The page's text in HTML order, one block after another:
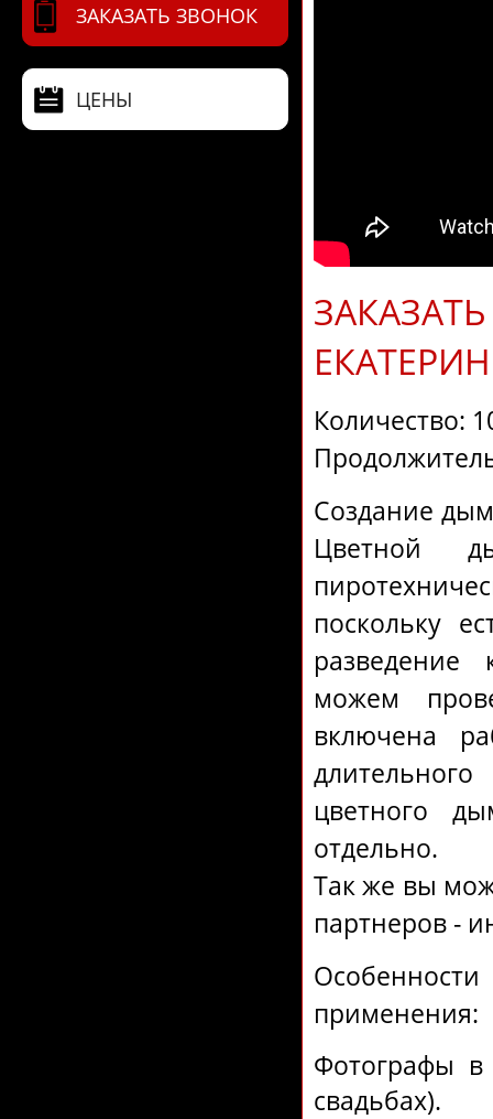
ЗАКАЗАТЬ ЗВОНОК
ЦЕНЫ
Количество:
Создание
Цветной
поскольку
разведение
можем
включена
цветного
отдельно.
Так же вы
партнеров -
применения:
Фотографы в
свадьбах).